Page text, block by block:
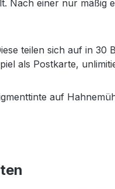
Nach einer nur
teilen sich auf in
als Postkarte,
auf